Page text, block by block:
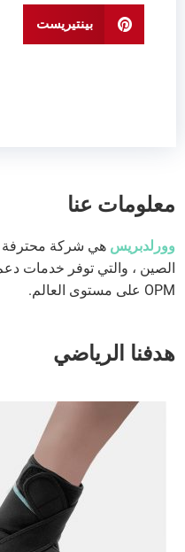
بينتيريست
معلومات عنا
وورلدبريس هي شركة محترفة
OPM على مستوى العالم.
هدفنا الرياضي